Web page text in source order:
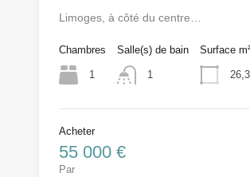
Limoges, à côté du centre…
Chambres
1
Salle(s) de bain
1
Surface m²
Acheter
55 000 €
Par